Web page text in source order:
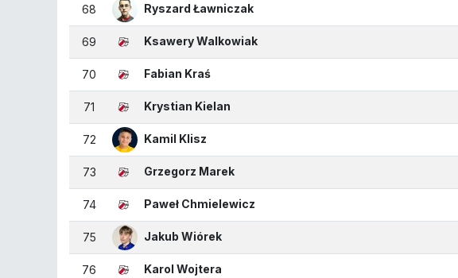
68 Ryszard Ławniczak
69 Ksawery Walkowiak
70 Fabian Kraś
71 Krystian Kielan
72 Kamil Klisz
73 Grzegorz Marek
74 Paweł Chmielewicz
75 Jakub Wiórek
76 Karol Wojtera